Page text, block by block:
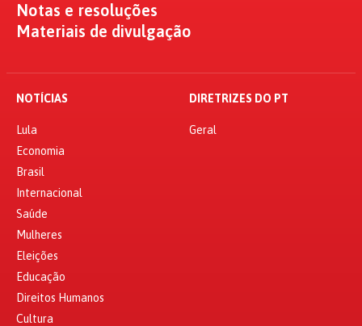
Notas e resoluções
Materiais de divulgação
NOTÍCIAS
Lula
Economia
Brasil
Internacional
Saúde
Mulheres
Eleições
Educação
Direitos Humanos
Cultura
DIRETRIZES DO PT
Geral